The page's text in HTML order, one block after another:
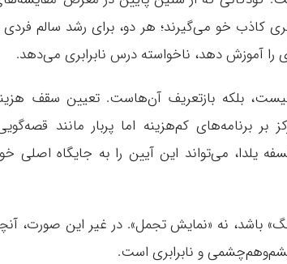
کاذب خو می‌گیرند؛ هر دو، برای رشد سالم
را آموزش دهد، ناخواسته درس نابرابری می‌دهد.
بلکه بازتعریف آن‌هاست. تعیین سقف
برنامه‌های کم‌هزینه اما پربار مانند
یلدا، می‌تواند این آیین را به جایگاه اصلی
باشد، نه «نمایش تجمل». در غیر این صورت،
و نابرابری است.